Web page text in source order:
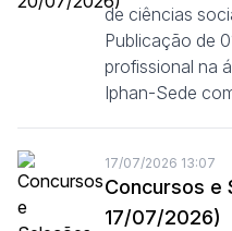
de ciências
Publicação de
profissional na
Iphan-Sede
17/07/2026 13:07
Concursos e
17/07/2026)